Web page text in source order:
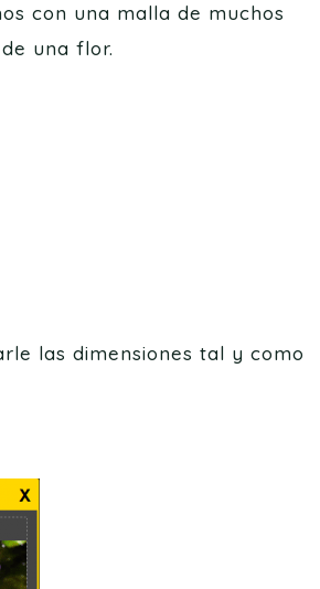
con una malla de muchos
una flor.
las dimensiones tal y como